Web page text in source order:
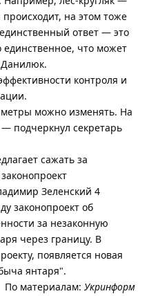
на этом тоже
ответ — это
единственное, что может
Данилюк.
контроля и
можно изменять. На
подчеркнул секретарь
сажать за
Зеленский 4
законопроект об
за незаконную
через границу. В
появляется новая
янтаря".
По материалам: Укринформ